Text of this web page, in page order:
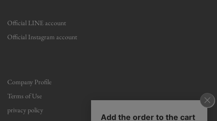
Official LINE account
Official Instagram account
Company Profile
Terms of Use
privacy policy